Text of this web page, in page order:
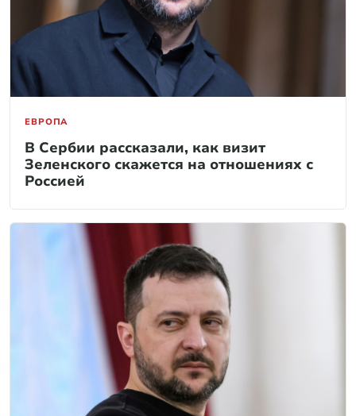
ЕВРОПА
В Сербии рассказали, как визит
Зеленского скажется на отношениях с
Россией